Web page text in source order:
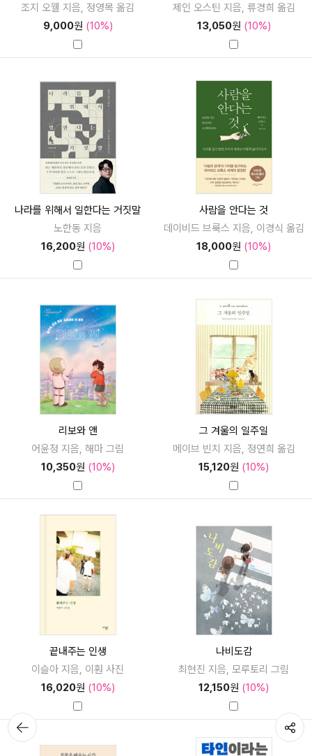
조지 오웰 지음, 정영목 옮김
9,000원 (10%)
제인 오스틴 지음, 류경희 옮김
13,050원 (10%)
나라를 위해서 일한다는 거짓말
노한동 지음
16,200원 (10%)
사람을 안다는 것
데이비드 브룩스 지음, 이경식 옮김
18,000원 (10%)
리보와 앤
어윤정 지음, 해마 그림
10,350원 (10%)
그 겨울의 일주일
메이브 빈치 지음, 정연희 옮김
15,120원 (10%)
끝내주는 인생
이슬아 지음, 이훤 사진
16,020원 (10%)
나비도감
최현진 지음, 모루토리 그림
12,150원 (10%)
뒤로가
기